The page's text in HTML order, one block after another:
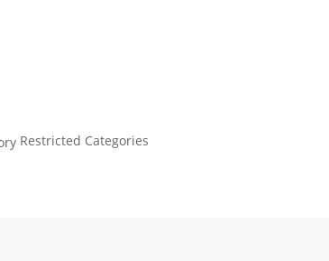
Restricted Categories